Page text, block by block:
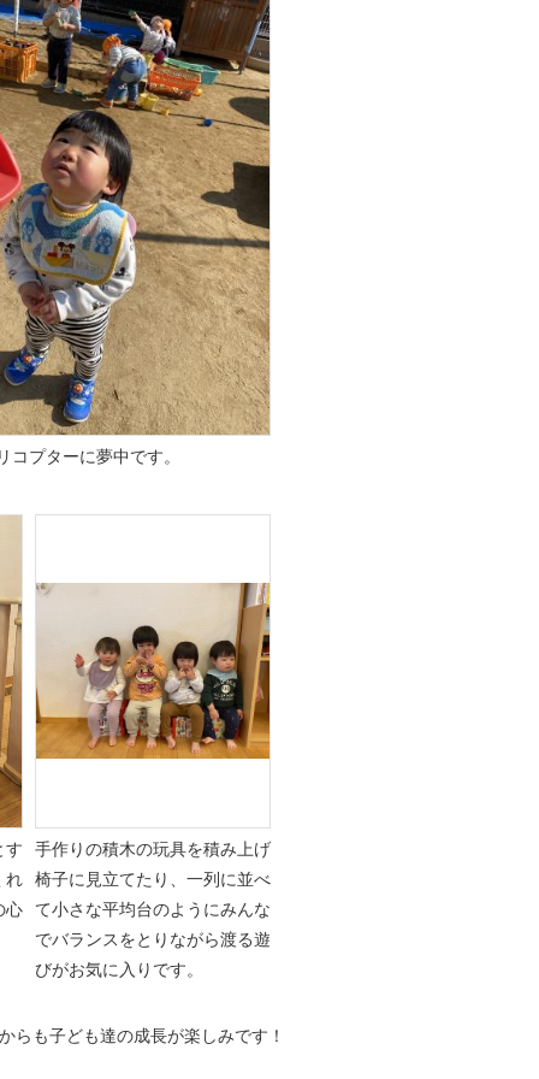
コプターに夢中です。
す
れ
心
手作りの積木の玩具を積み上げ
椅子に見立てたり、一列に並べ
て小さな平均台のようにみんな
でバランスをとりながら渡る遊
びがお気に入りです。
も子ども達の成長が楽しみです！